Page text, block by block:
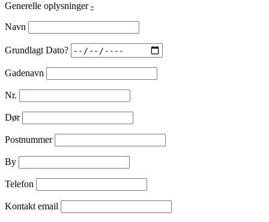
Generelle oplysninger -
Navn
Grundlagt Dato?
Gadenavn
Nr.
Dør
Postnummer
By
Telefon
Kontakt email